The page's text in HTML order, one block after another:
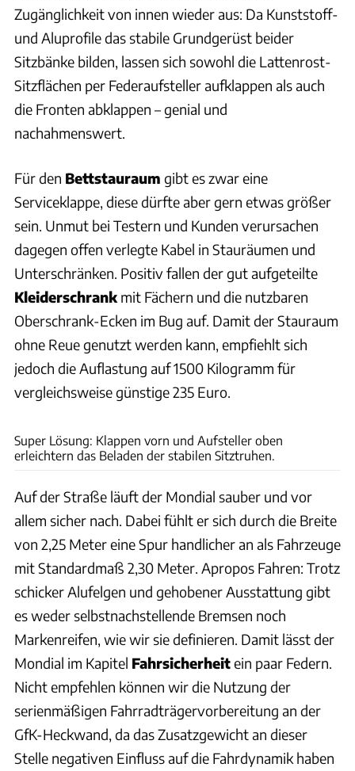
Zugänglichkeit von innen wieder aus: Da Kunststoff-
und Aluprofile das stabile Grundgerüst beider
Sitzbänke bilden, lassen sich sowohl die Lattenrost-
Sitzflächen per Federaufsteller aufklappen als auch
die Fronten abklappen – genial und
nachahmenswert.
Für den Bettstauraum gibt es zwar eine
Serviceklappe, diese dürfte aber gern etwas größer
sein. Unmut bei Testern und Kunden verursachen
dagegen offen verlegte Kabel in Stauräumen und
Unterschränken. Positiv fallen der gut aufgeteilte
Kleiderschrank mit Fächern und die nutzbaren
Oberschrank-Ecken im Bug auf. Damit der Stauraum
ohne Reue genutzt werden kann, empfiehlt sich
jedoch die Auflastung auf 1500 Kilogramm für
vergleichsweise günstige 235 Euro.
Super Lösung: Klappen vorn und Aufsteller oben
erleichtern das Beladen der stabilen Sitztruhen.
Auf der Straße läuft der Mondial sauber und vor
allem sicher nach. Dabei fühlt er sich durch die Breite
von 2,25 Meter eine Spur handlicher an als Fahrzeuge
mit Standardmaß 2,30 Meter. Apropos Fahren: Trotz
schicker Alufelgen und gehobener Ausstattung gibt
es weder selbstnachstellende Bremsen noch
Markenreifen, wie wir sie definieren. Damit lässt der
Mondial im Kapitel Fahrsicherheitein paar Federn.
Nicht empfehlen können wir die Nutzung der
serienmäßigen Fahrradträgervorbereitung an der
GfK-Heckwand, da das Zusatzgewicht an dieser
Stelle negativen Einfluss auf die Fahrdynamik haben